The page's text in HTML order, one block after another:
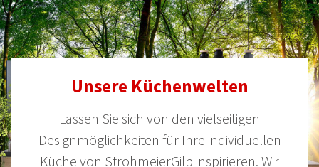
Unsere Küchenwelten
Lassen Sie sich von den vielseitigen
Designmöglichkeiten für Ihre individuellen
Küche von StrohmeierGilb inspirieren. Wir